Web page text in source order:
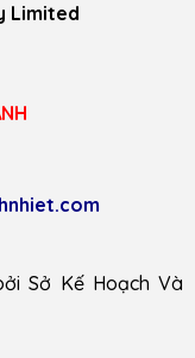
Limited
Sở Kế Hoạch Và